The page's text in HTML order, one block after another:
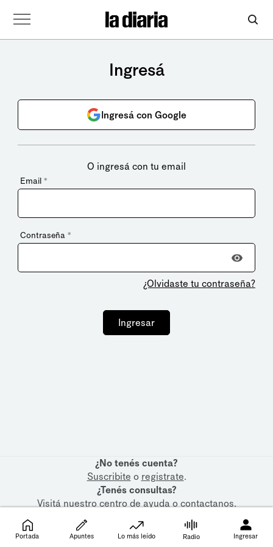
Ingresá
Ingresá con Google
O ingresá con tu email
Email *
Contraseña *
¿Olvidaste tu contraseña?
Ingresar
¿No tenés cuenta?
Suscribite o registrate.
¿Tenés consultas?
Visitá nuestrocentro de ayudaocontactanos.
Portada Apuntes Lo más leído Radio Ingresar